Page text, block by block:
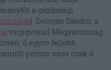
a gazdasági
). Demján Sándor, a
végigvonul Magyarország
ő egyre feljebb,
persze nem csak ő